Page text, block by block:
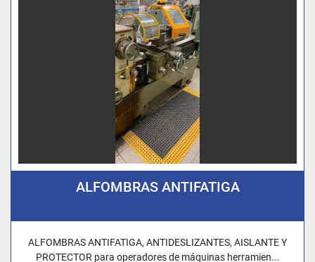
ALFOMBRAS ANTIFATIGA
ALFOMBRAS ANTIFATIGA, ANTIDESLIZANTES, AISLANTE Y
PROTECTOR para operadores de máquinas herramien...